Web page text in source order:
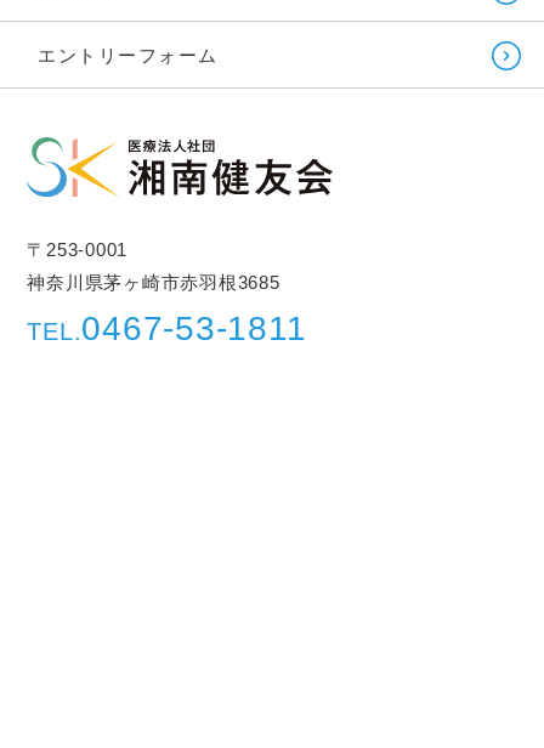
エントリーフォーム
〒253-0001
神奈川県茅ヶ崎市赤羽根3685
TEL.0467-53-1811